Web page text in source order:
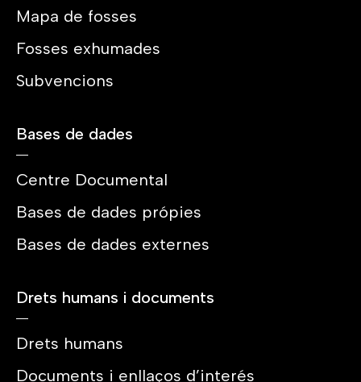
Mapa de fosses
Fosses exhumades
Subvencions
Bases de dades
Centre Documental
Bases de dades própies
Bases de dades externes
Drets humans i documents
Drets humans
Documents i enllaços d’interés